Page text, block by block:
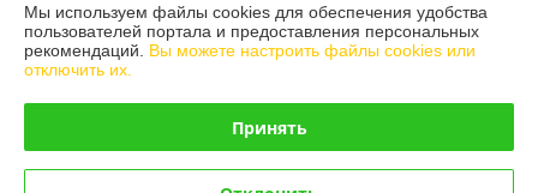
О нас
Рейтинг не сформирован
Менее 5 отзывов за последний год
Работает с 24.12.2014
Мы используем файлы cookies для обеспечения удобства
пользователей портала и предоставления персональных
рекомендаций. Вы можете настроить файлы cookies или
отключить их.
Принять